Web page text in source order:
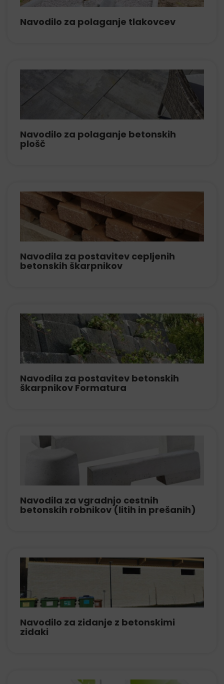
Navodilo za polaganje tlakovcev
Navodilo za polaganje betonskih
plošč
Navodila za postavitev cepljenih
betonskih škarpnikov
Navodila za postavitev betonskih
škarpnikov Formatura
Navodila za vgradnjo cestnih
betonskih robnikov (litih in prešanih)
Navodilo za zidanje z betonskimi
zidaki